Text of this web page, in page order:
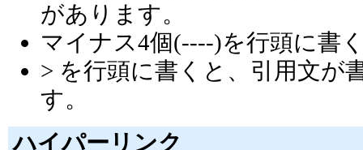
があります。
マイナス4個(----)を行頭に書
> を行頭に書くと、引用文が
す。
ハイパーリンク